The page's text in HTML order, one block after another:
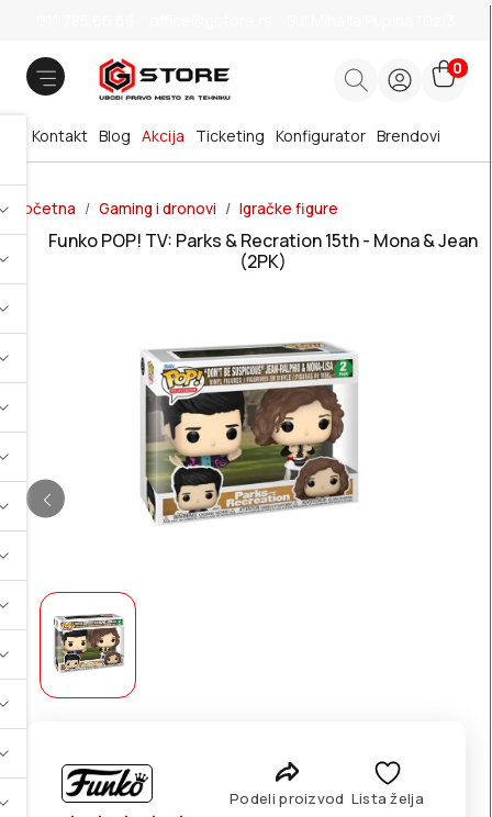
0
Brendovi
Blog Akcija
Kontakt Ticketing Konfigurator
Početna Gaming i dronovi Igračke figure
Funko POP! TV: Parks & Recration 15th - Mona & Jean
(2PK)
Podeli proizvod Lista želja